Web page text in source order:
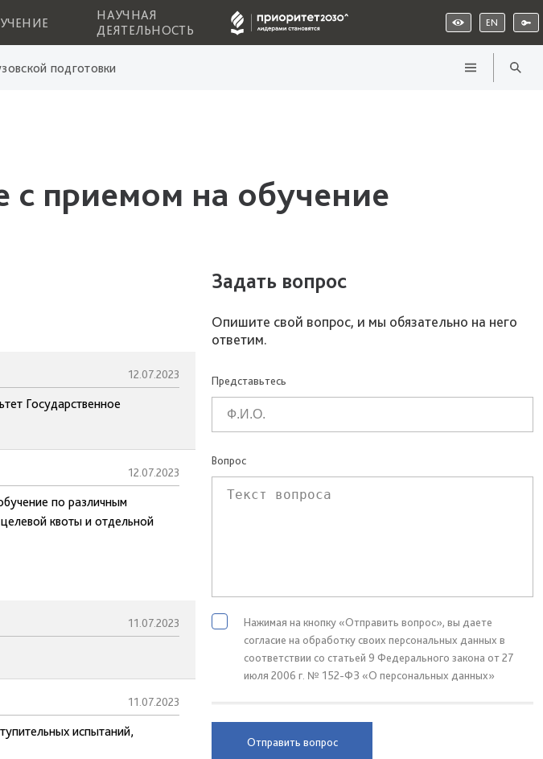
НАУЧНАЯ
ДЕЯТЕЛЬНОСТЬ
EN
подготовки
приемом на обучение
12.07.2023
Государственное
12.07.2023
по различным
квоты и отдельной
11.07.2023
11.07.2023
испытаний,
Задать вопрос
Опишите свой вопрос, и мы обязательно на него
ответим.
Представьтесь
Вопрос
Нажимая на кнопку «Отправить вопрос», вы даете
согласие на обработку своих персональных данных в
соответствии со статьей 9 Федерального закона от 27
июля 2006 г. № 152-ФЗ «О персональных данных»
Отправить вопрос